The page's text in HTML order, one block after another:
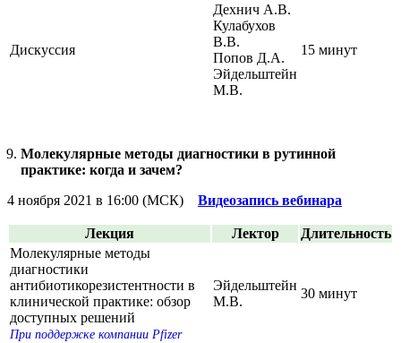
Дискуссия
Дехнич А.В.
Кулабухов
В.В.
Попов Д.А.
Эйдельштейн
М.В.
15 минут
Молекулярные методы диагностики в рутинной
практике: когда и зачем?
4 ноября 2021 в 16:00 (МСК) Видеозапись вебинара
Лекция Лектор
Длительность
Молекулярные методы
диагностики
антибиотикорезистентности в
клинической практике: обзор
доступных решений
При поддержке компании Pfizer
Эйдельштейн
М.В.
30 минут